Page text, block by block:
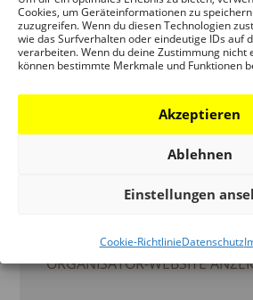
Cookies, um Geräteinformationen zu
zuzugreifen. Wenn du diesen Technologien
wie das Surfverhalten oder eindeutige IDs auf
verarbeiten. Wenn du deine Zustimmung nicht
können bestimmte Merkmale und Funktionen
Akzeptieren
Ablehnen
Einstellungen
Cookie-RichtlinieDatenschutz
DEUTSCHES
(DAM)
info.dam@stadt-frankfurt.de
Website:
ORGANISATOR-WEBSITE